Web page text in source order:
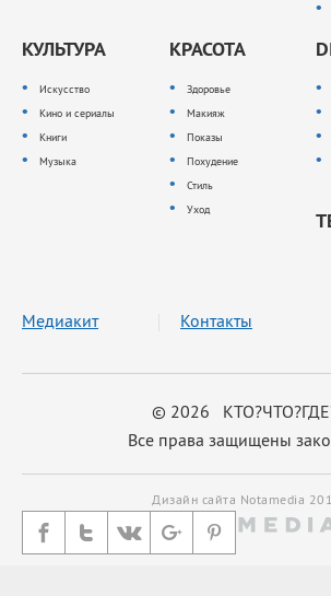
КУЛЬТУРА
Искусство
Кино и сериалы
Книги
Музыка
КРАСОТА
Здоровье
Макияж
Показы
Похудение
Стиль
Уход
© 2026
Все права защищены
Медиакит Контакты
Дизайн сайта Notamedia